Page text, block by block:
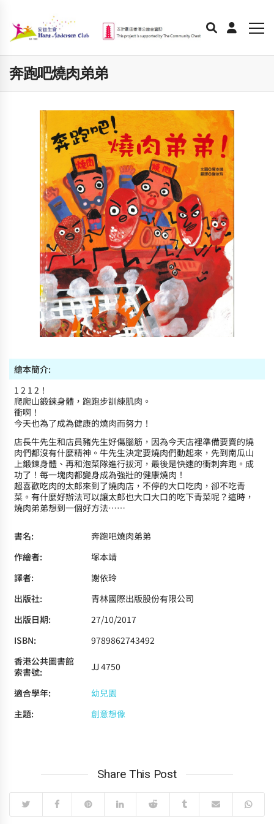
奔跑吧燒肉弟弟
繪本簡介:
1 2 1 2！
爬爬山鍛鍊身體，跑跑步訓練肌肉。
衝啊！
今天也為了成為健康的燒肉而努力！
店長牛先生和店員豬先生好傷腦筋，因為今天店裡準備要賣的燒
肉們都沒有什麼精神。牛先生決定要燒肉們動起來，先到南瓜山
上鍛鍊身體、再和泡菜隊進行拔河，最後是快速的衝刺奔跑。成
功了！每一塊肉都變身成為強壯的健康燒肉！
超喜歡吃肉的太郎來到了燒肉店，不停的大口吃肉，卻不吃青
菜。有什麼好辦法可以讓太郎也大口大口的吃下青菜呢？這時，
燒肉弟弟想到一個好方法……
書名:
奔跑吧燒肉弟弟
作繪者:
塚本靖
譯者:
謝依玲
出版社:
青林國際出版股份有限公司
出版日期:
27/10/2017
ISBN:
9789862743492
香港公共圖書館
索書號:
JJ 4750
適合學年:
幼兒園
主題:
創意想像
Share This Post